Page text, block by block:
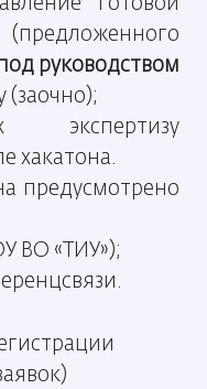
руководством
(заочно);
экспертизу
хакатона.
предусмотрено
ВО «ТИУ»);